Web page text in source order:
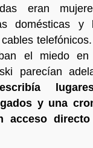
eran
domésticas y
el miedo
parecían
y una
acceso